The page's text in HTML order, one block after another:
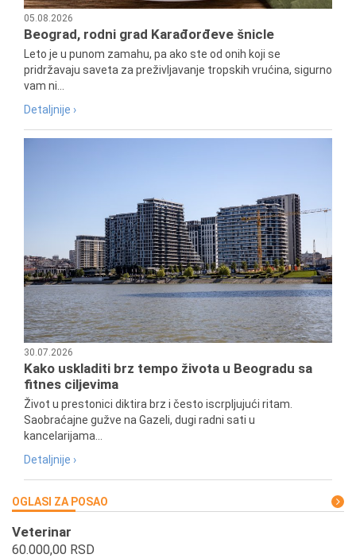
05.08.2026
Beograd, rodni grad Karađorđeve šnicle
Leto je u punom zamahu, pa ako ste od onih koji se
pridržavaju saveta za preživljavanje tropskih vrućina, sigurno
vam ni...
Detaljnije ›
30.07.2026
Kako uskladiti brz tempo života u Beogradu sa
fitnes ciljevima
Život u prestonici diktira brz i često iscrpljujući ritam.
Saobraćajne gužve na Gazeli, dugi radni sati u
kancelarijama...
Detaljnije ›
OGLASI ZA POSAO
Veterinar
60.000,00 RSD